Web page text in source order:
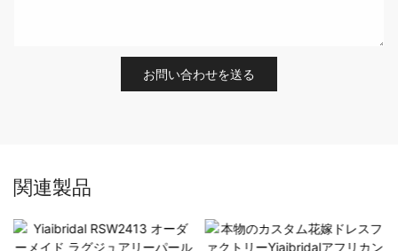
お問い合わせを送る
関連製品